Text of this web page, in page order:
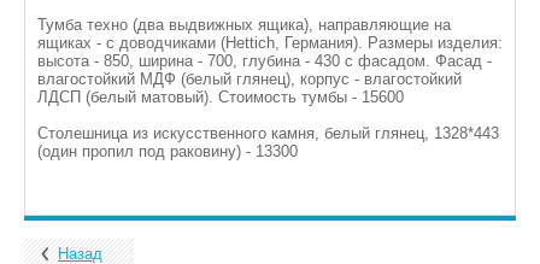
Тумба техно (два выдвижных ящика), направляющие на
ящиках - с доводчиками (Hettich, Германия). Размеры изделия:
высота - 850, ширина - 700, глубина - 430 с фасадом. Фасад -
влагостойкий МДФ (белый глянец), корпус - влагостойкий
ЛДСП (белый матовый). Стоимость тумбы - 15600
Столешница из искусственного камня, белый глянец, 1328*443
(один пропил под раковину) - 13300
Назад